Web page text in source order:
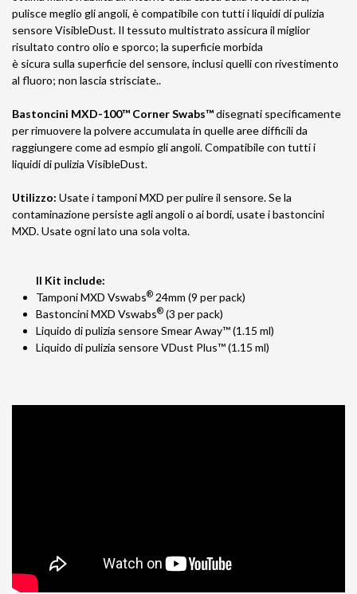
pulisce meglio gli angoli, è compatibile con tutti i liquidi di pulizia
sensore VisibleDust. Il tessuto multistrato assicura il miglior
risultato contro olio e sporco; la superficie morbida
è sicura sulla superficie del sensore, inclusi quelli con rivestimento
al fluoro; non lascia strisciate..
Bastoncini MXD-100™ Corner Swabs™disegnati specificamente
per rimuovere la polvere accumulata in quelle aree difficili da
raggiungere come ad esmpio gli angoli. Compatibile con tutti i
liquidi di pulizia VisibleDust.
Utilizzo: Usate i tamponi MXD per pulire il sensore. Se la
contaminazione persiste agli angoli o ai bordi, usate i bastoncini
MXD. Usate ogni lato una sola volta.
Il Kit include:
Tamponi MXD Vswabs® 24mm (9 per pack)
Bastoncini MXD Vswabs® (3 per pack)
Liquido di pulizia sensore Smear Away™ (1.15 ml)
Liquido di pulizia sensore VDust Plus™ (1.15 ml)